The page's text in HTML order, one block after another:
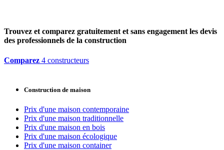
Trouvez et comparez gratuitement et sans engagement les devis
des professionnels de la construction
Comparez 4 constructeurs
Construction de maison
Prix d'une maison contemporaine
Prix d'une maison traditionnelle
Prix d'une maison en bois
Prix d'une maison écologique
Prix d'une maison container